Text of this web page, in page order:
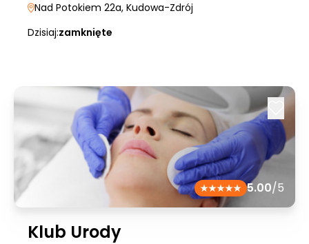
Nad Potokiem 22a, Kudowa-Zdrój
Dzisiaj:zamknięte
5.00/5
Klub Urody